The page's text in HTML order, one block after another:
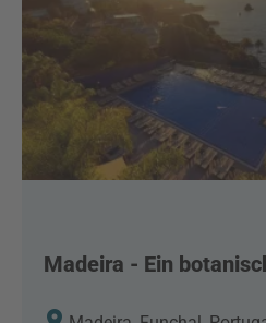
Madeira - Ein